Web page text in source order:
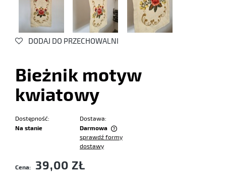
DODAJ DO PRZECHOWALNI
Bieżnik motyw
kwiatowy
Dostępność:
Na stanie
Dostawa:
Darmowa
Cena nie zawiera ewentualnych kosztów płatności
sprawdź formy
dostawy
Cena: 39,00 ZŁ